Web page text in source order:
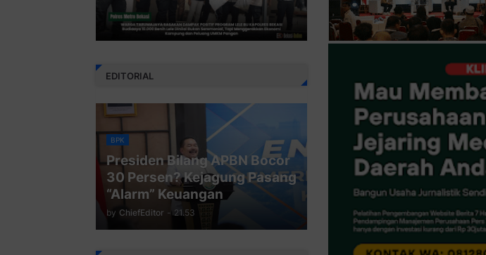
EDITORIAL
BPK
Presiden Bilang APBN Bocor
30 Persen? Kejagung Pasang
“Alarm” Keuangan
by ChiefEditor - 21.53